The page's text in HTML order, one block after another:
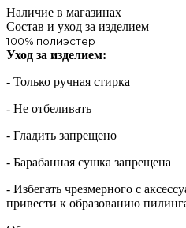
Наличие в магазинах
Состав и уход за изделием
100% полиэстер
Уход за изделием:
- Только ручная стирка
- Не отбеливать
- Гладить запрещено
- Барабанная сушка запрещена
- Избегать чрезмерного c
привести к образованию